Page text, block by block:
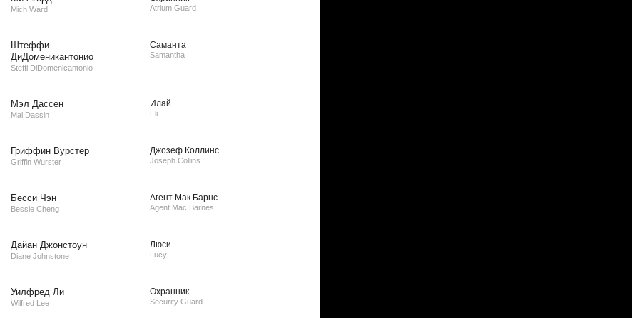
Mich Ward Atrium Guard
Штеффи
ДиДоменикантонио
Steffi DiDomenicantonio
Саманта
Samantha
Мэл Дассен
Mal Dassin
Илай
Eli
Гриффин Вурстер
Griffin Wurster
Джозеф Коллинс
Joseph Collins
Бесси Чэн
Bessie Cheng
Агент Мак Барнс
Agent Mac Barnes
Дайан Джонстоун
Diane Johnstone
Люси
Lucy
Уилфред Ли
Wilfred Lee
Охранник
Security Guard